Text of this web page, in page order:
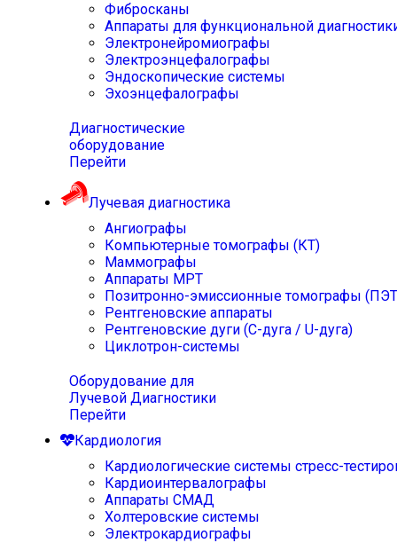
Фибросканы
Аппараты для функциональной
Электронейромиографы
Электроэнцефалографы
Эндоскопические системы
Эхоэнцефалографы
Диагностические
оборудование
Перейти
Лучевая диагностика
Ангиографы
Компьютерные томографы (КТ)
Маммографы
Аппараты МРТ
Позитронно-эмиссионные томографы
Рентгеновские аппараты
Рентгеновские дуги (С-дуга / U-дуга)
Циклотрон-системы
Оборудование для
Лучевой Диагностики
Перейти
Кардиология
Кардиологические системы стресс-
Кардиоинтервалографы
Аппараты СМАД
Холтеровские системы
Электрокардиографы